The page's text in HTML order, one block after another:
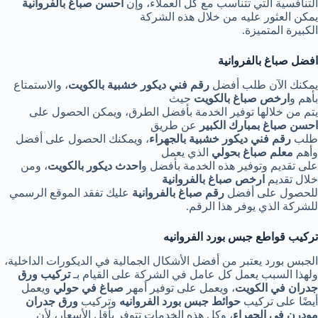
التنافسية التي تتناسب مع كل العملاء، وإن احسن صباغ بالفروانية
يمكن العثور عليه من خلال هذه الشركة
الكبيرة المتميزة.
افضل صباغ بالفروانية
يمكنك الآن طلب أفضل رقم فني ديكور خشبية بالكويت، والاستمتاع
بأهم و ارخص صباغ بالكويت حيث
يتم من خلالها توفير الخدمة بأفضل الطرق، ويمكن الحصول على
احسن صباغ بمبارك الكبير
عن طريق
طلب رقم فني ديكور خشبية بالجهراء، ويمكنك الحصول على أفضل
وأهم معلم صباغ بحولي الذي يعمل
على تقديم وتوفير هذه الخدمة بأفضل و احدث ديكور بالكويت، ومن
خلال تقديم ارخص صباغ بالفروانية
للحصول على أفضل رقم صباغ بالفروانية عليك تفقد الموقع الرسمي
للشركة الذي يوفر هذا الرقم.
تركيب قواطع جبس بورد الفروانيه
الجبس بورد يعتبر من أفضل الأشكال الجمالية في الديكورات الداخلية،
ولهذا السبب يعمل كل عامل في الشركة على القيام بـتركيب ورق
جدران في الكويت، ويعمل على توفير أمهر صباغ في حولي ويعمل
أيضًا على تركيب حوائط جبس بورد الفروانيه وتركيب ورق جدران
مودرن في الجهراء، وكل هذه الخدمات تتوفر بأقل الأسعار، لأن